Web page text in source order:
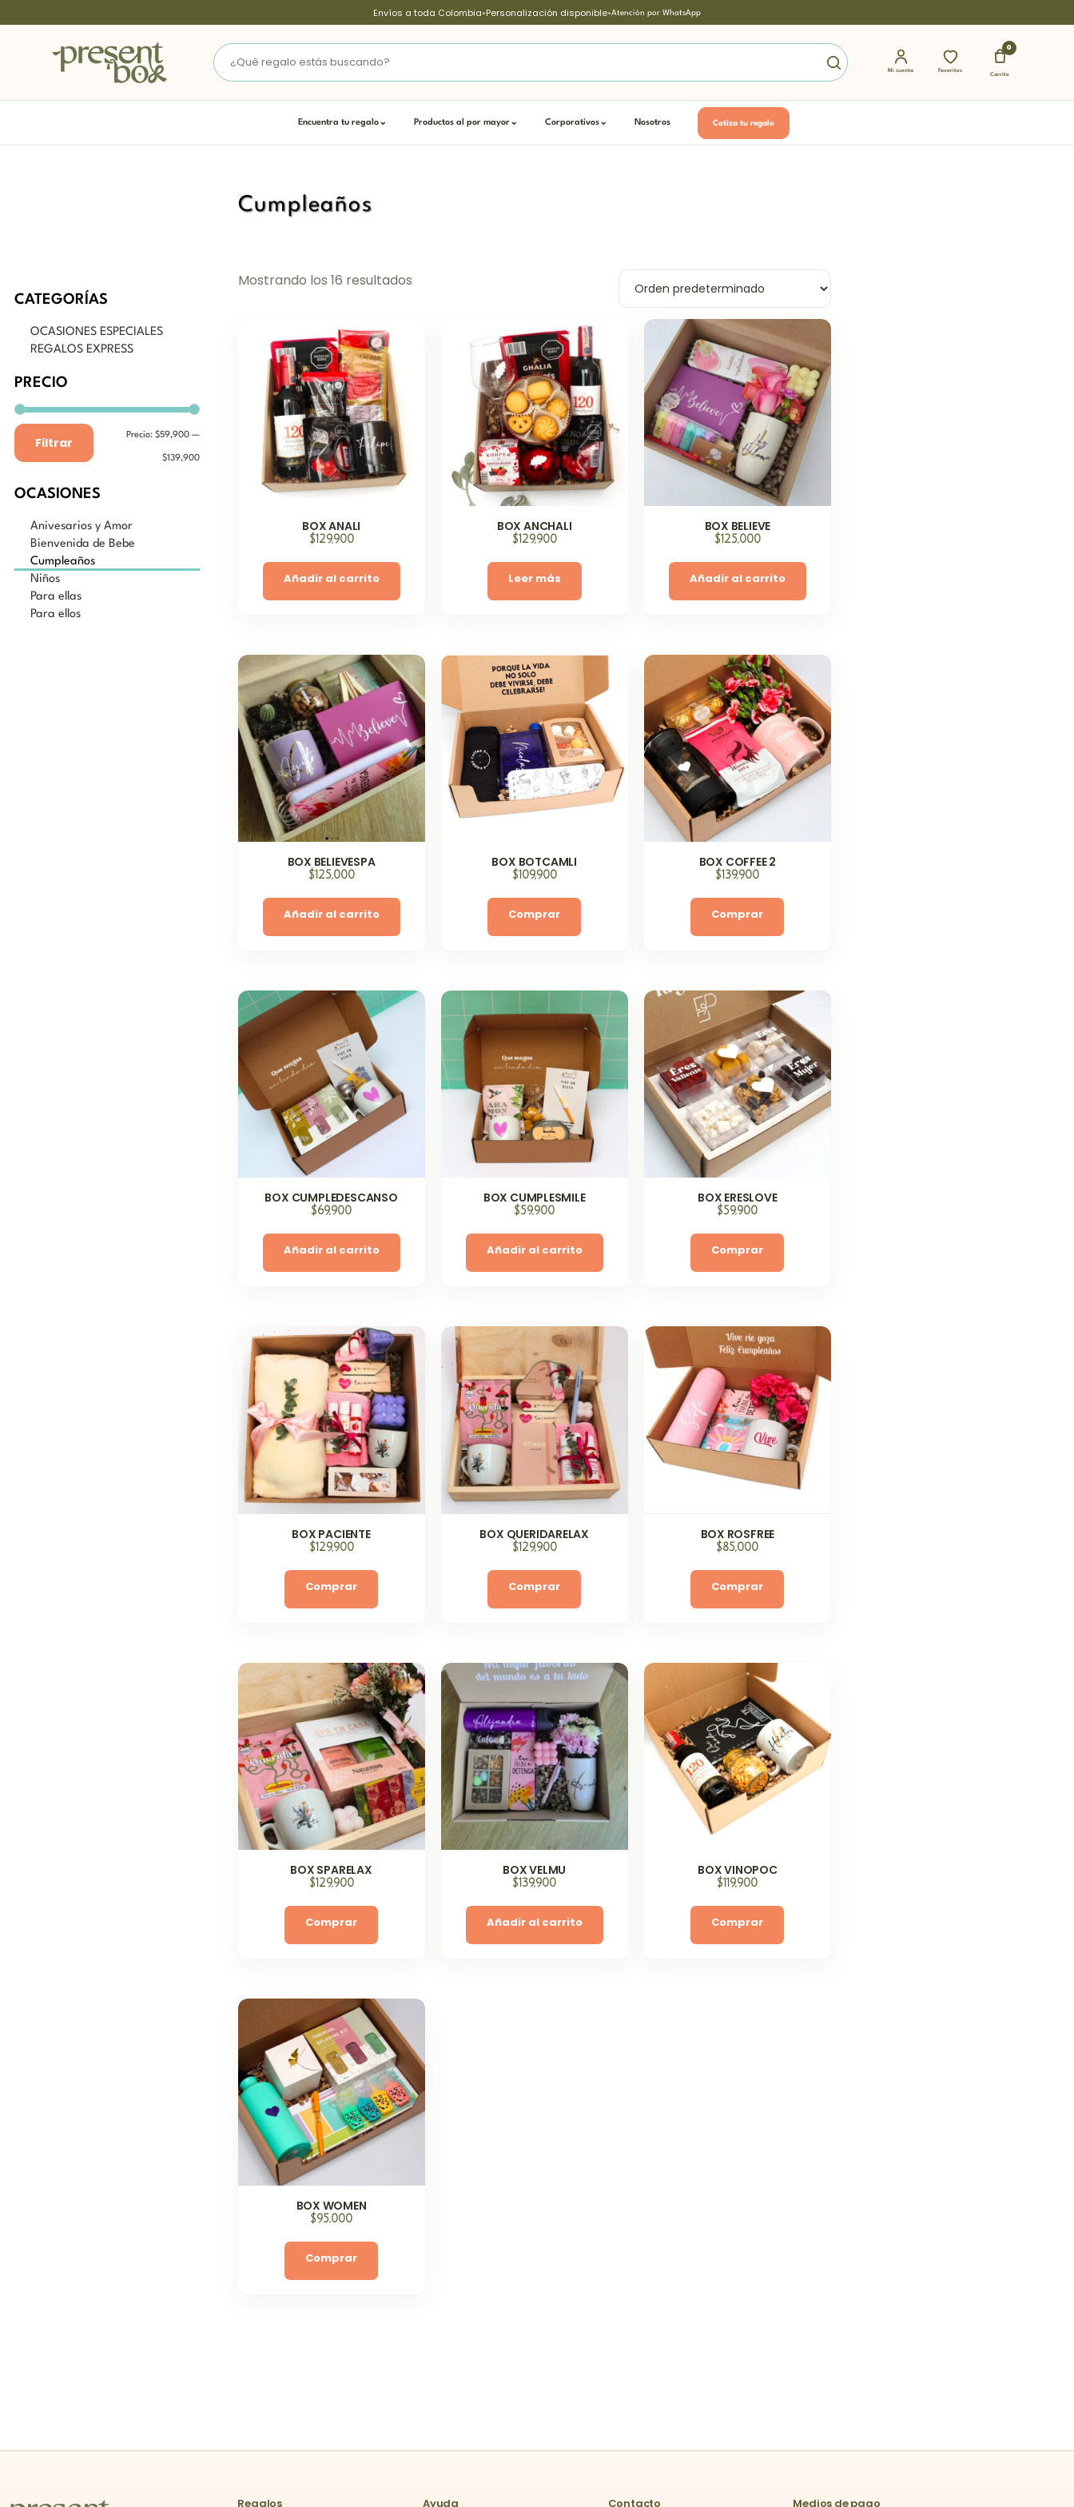
Envíos a toda Colombia•Personalización disponible•Atención por WhatsApp
Mi cuenta Favoritos
0
Carrito
Encuentra tu regalo⌄ Productos al por mayor⌄ Corporativos⌄ Nosotros Cotiza tu regalo
Cumpleaños
CATEGORÍAS
OCASIONES ESPECIALES
REGALOS EXPRESS
PRECIO
Filtrar Precio: $59,900—
$139,900
OCASIONES
Anivesarios y Amor
Bienvenida de Bebe
Cumpleaños
Niños
Para ellas
Para ellos
Mostrando los 16 resultados
BOX ANALI
$129,900
Añadir al carrito
BOX ANCHALI
$129,900
Leer más
BOX BELIEVE
$125,000
Añadir al carrito
BOX BELIEVESPA
$125,000
Añadir al carrito
BOX BOTCAMLI
$109,900
Comprar
BOX COFFEE 2
$139,900
Comprar
BOX CUMPLEDESCANSO
$69,900
Añadir al carrito
BOX CUMPLESMILE
$59,900
Añadir al carrito
BOX ERESLOVE
$59,900
Comprar
BOX PACIENTE
$129,900
Comprar
BOX QUERIDARELAX
$129,900
Comprar
BOX ROSFREE
$85,000
Comprar
BOX SPARELAX
$129,900
Comprar
BOX VELMU
$139,900
Añadir al carrito
BOX VINOPOC
$119,900
Comprar
BOX WOMEN
$95,000
Comprar
Regalos Ayuda Contacto Medios de pago